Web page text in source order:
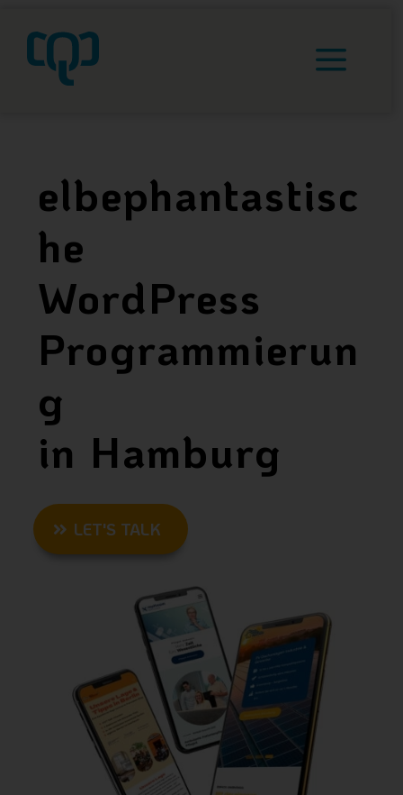
a
elbephantastisc
he
WordPress
Programmierun
g
in Hamburg
LET'S TALK